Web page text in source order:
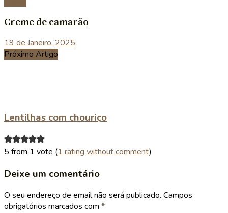
Creme de camarão
19 de Janeiro, 2025
Próximo Artigo
Lentilhas com chouriço
5 from 1 vote (1 rating without comment)
Deixe um comentário
O seu endereço de email não será publicado. Campos
obrigatórios marcados com *